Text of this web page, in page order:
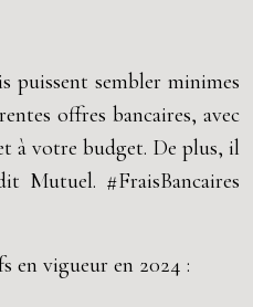
puissent sembler minimes
offres bancaires, avec
à votre budget. De plus, il
Mutuel. #FraisBancaires
en vigueur en 2024 :